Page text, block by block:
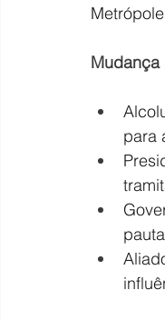
Mudança
para